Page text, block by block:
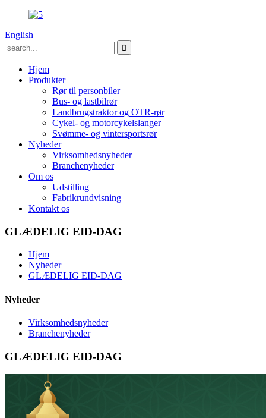
English
Hjem
Produkter
Rør til personbiler
Bus- og lastbilrør
Landbrugstraktor og OTR-rør
Cykel- og motorcykelslanger
Svømme- og vintersportsrør
Nyheder
Virksomhedsnyheder
Branchenyheder
Om os
Udstilling
Fabrikrundvisning
Kontakt os
GLÆDELIG EID-DAG
Hjem
Nyheder
GLÆDELIG EID-DAG
Nyheder
Virksomhedsnyheder
Branchenyheder
GLÆDELIG EID-DAG